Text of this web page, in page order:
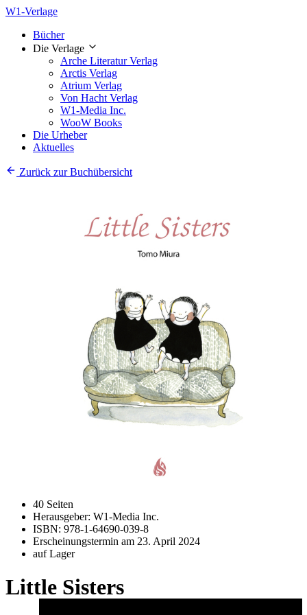
W1-Verlage
Bücher
Die Verlage
Arche Literatur Verlag
Arctis Verlag
Atrium Verlag
Von Hacht Verlag
W1-Media Inc.
WooW Books
Die Urheber
Aktuelles
Zurück zur Buchübersicht
40 Seiten
Herausgeber: W1-Media Inc.
ISBN: 978-1-64690-039-8
Erscheinungstermin am 23. April 2024
auf Lager
Little Sisters